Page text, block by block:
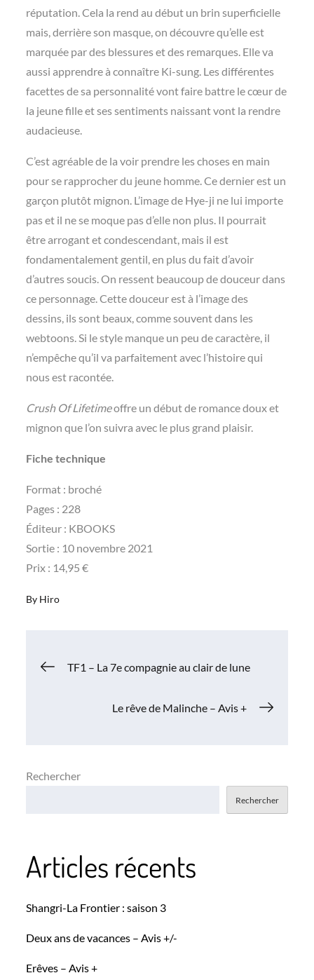
réputation. Cela la rend au début un brin superficielle
mais, derrière son masque, on découvre qu’elle est
marquée par des blessures et des remarques. Elle va
aussi apprendre à connaître Ki-sung. Les différentes
facettes de sa personnalité vont faire battre le cœur de
la jeune fille et ses sentiments naissant vont la rendre
audacieuse.
C’est agréable de la voir prendre les choses en main
pour se rapprocher du jeune homme. Ce dernier est un
garçon plutôt mignon. L’image de Hye-ji ne lui importe
pas et il ne se moque pas d’elle non plus. Il pourrait
être arrogant et condescendant, mais il est
fondamentalement gentil, en plus du fait d’avoir
d’autres soucis. On ressent beaucoup de douceur dans
ce personnage. Cette douceur est à l’image des
dessins, ils sont beaux, comme souvent dans les
webtoons. Si le style manque un peu de caractère, il
n’empêche qu’il va parfaitement avec l’histoire qui
nous est racontée.
Crush Of Lifetimeoffre un début de romance doux et
mignon que l’on suivra avec le plus grand plaisir.
Fiche technique
Format : broché
Pages : 228
Éditeur : KBOOKS
Sortie : 10 novembre 2021
Prix : 14,95 €
By Hiro
Navigation
TF1 – La 7e compagnie au clair de lune
Le rêve de Malinche – Avis +
Rechercher
Rechercher
Articles récents
Shangri-La Frontier : saison 3
Deux ans de vacances – Avis +/-
Erêves – Avis +